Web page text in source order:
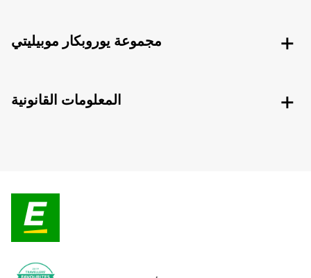
مجموعة يوروبكار موبيليتي
المعلومات القانونية